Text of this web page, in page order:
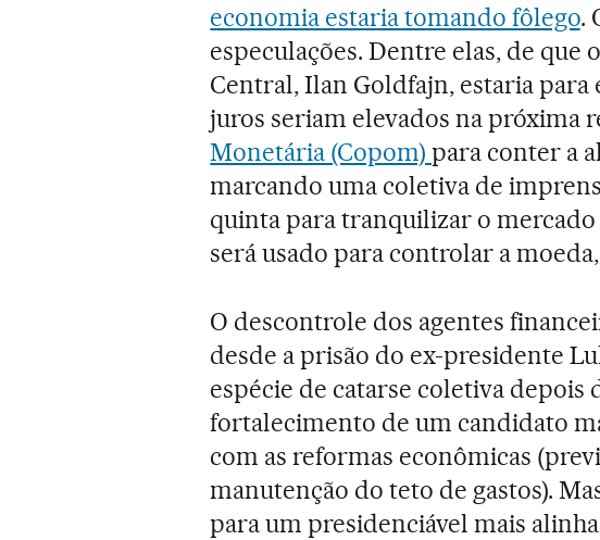
economia estaria tomando fôlego.
especulações. Dentre elas, de que
Central, Ilan Goldfajn, estaria para
juros seriam elevados na próxima
Monetária (Copom) para conter a
marcando uma coletiva de
quinta para tranquilizar o
será usado para controlar a
O descontrole dos agentes
desde a prisão do ex-presidente
espécie de catarse coletiva depois
fortalecimento de um candidato
com as reformas econômicas
manutenção do teto de gastos).
para um presidenciável mais